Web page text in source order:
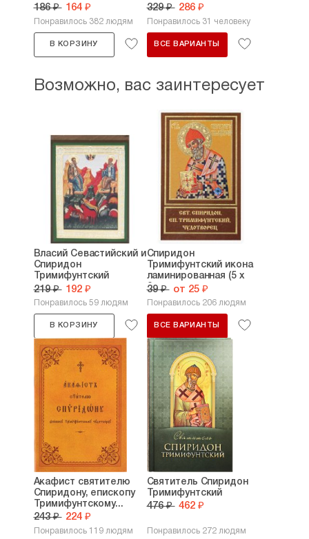
186 ₽ 164 ₽
Понравилось 382 людям
В КОРЗИНУ
329 ₽ 286 ₽
Понравилось 31 человеку
ВСЕ ВАРИАНТЫ
Возможно, вас заинтересует
Власий Севастийский и
Спиридон
Тримифунтский
икона,...
219 ₽ 192 ₽
Понравилось 59 людям
В КОРЗИНУ
Спиридон
Тримифунтский икона
ламинированная (5 х
8...
39 ₽ от 25 ₽
Понравилось 206 людям
ВСЕ ВАРИАНТЫ
Акафист святителю
Спиридону, епископу
Тримифунтскому...
243 ₽ 224 ₽
Понравилось 119 людям
Святитель Спиридон
Тримифунтский
476 ₽ 462 ₽
Понравилось 272 людям